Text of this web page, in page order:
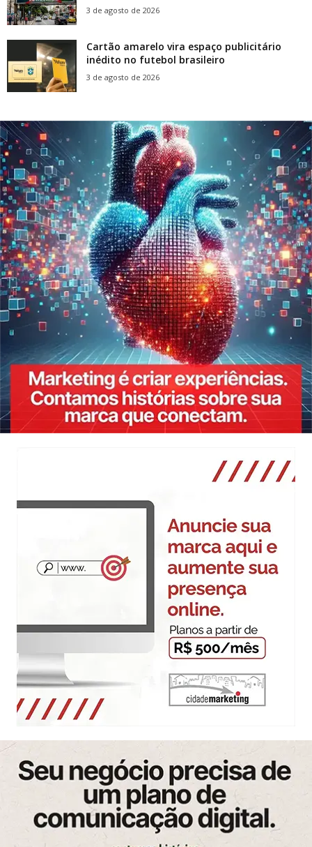
3 de agosto de 2026
Cartão amarelo vira espaço publicitário
inédito no futebol brasileiro
3 de agosto de 2026